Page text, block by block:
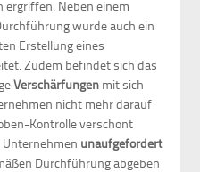
ergriffen. Neben einem
wurde auch ein
Erstellung eines
Zudem befindet sich das
Verschärfungen mit sich
nicht mehr darauf
Kontrolle verschont
Unternehmen unaufgefordert
Durchführung abgeben